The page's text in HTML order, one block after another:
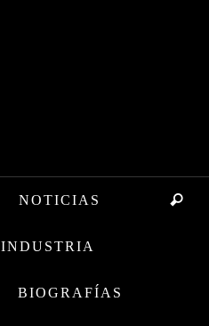
NOTICIAS
INDUSTRIA
BIOGRAFÍAS